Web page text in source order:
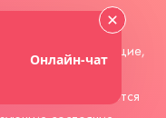
дней
кровоочищающие,
ускорение
Также применяются
Онлайн-чат